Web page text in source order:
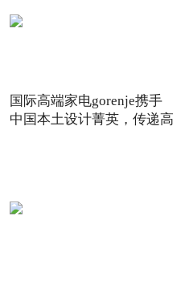
国际高端家电gorenje携手
中国本土设计菁英，传递高